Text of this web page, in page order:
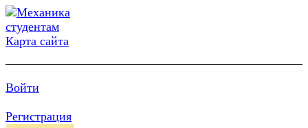
Карта сайта
Войти
Регистрация